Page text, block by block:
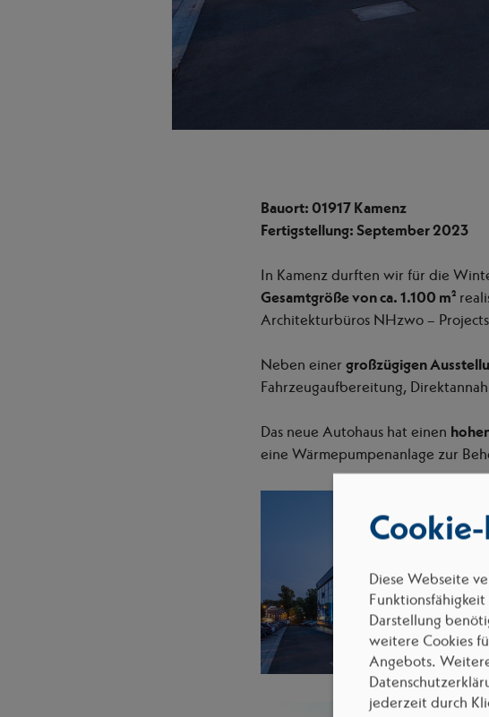
Bauort: 01917 Kamenz
Fertigstellung: September 2023
In Kamenz durften wir für die
Gesamtgröße von ca. 1.100 m²
Architekturbüros NHzwo –
Neben einer großzügigen
Fahrzeugaufbereitung,
Das neue Autohaus hat einen
eine Wärmepumpenanlage zur
Diese Webseite
Darstellung
weitere Cookies
Angebots.
jederzeit durch